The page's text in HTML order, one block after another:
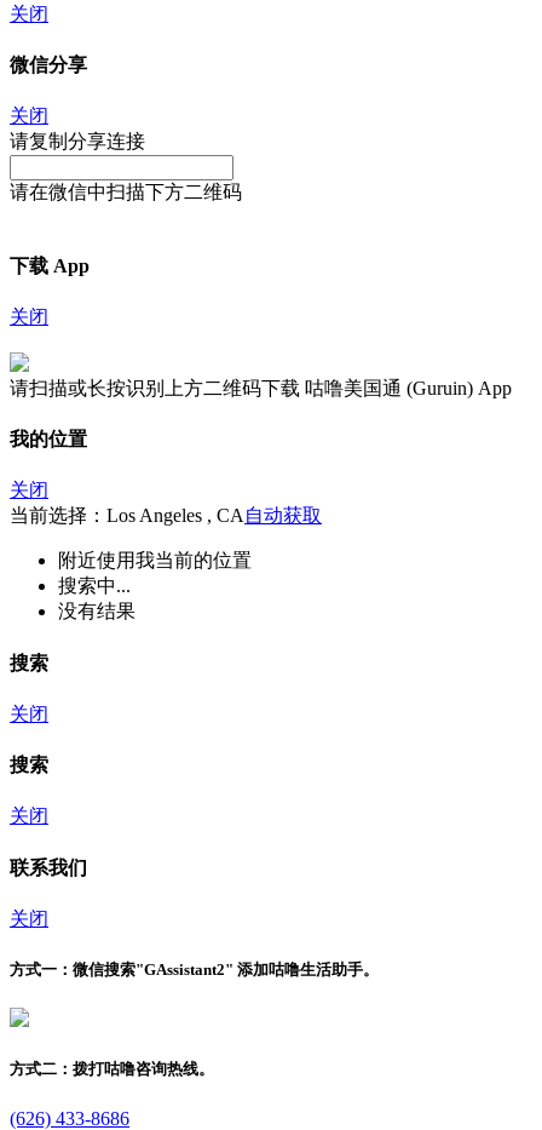
关闭
微信分享
关闭
请复制分享连接
请在微信中扫描下方二维码
下载 App
关闭
请扫描或长按识别上方二维码下载 咕噜美国通 (Guruin) App
我的位置
关闭
当前选择：Los Angeles , CA 自动获取
附近使用我当前的位置
搜索中...
没有结果
搜索
关闭
搜索
关闭
联系我们
关闭
方式一： 微信搜索"GAssistant2" 添加咕噜生活助手。
方式二： 拨打咕噜咨询热线。
(626) 433-8686